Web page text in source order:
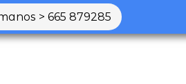
> 665 879285